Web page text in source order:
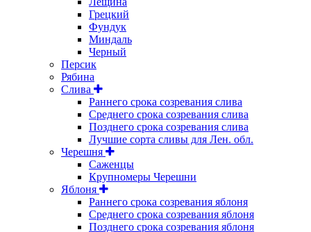
Грецкий
Фундук
Миндаль
Черный
Персик
Рябина
Слива
Раннего срока созревания слива
Среднего срока созревания слива
Позднего срока созревания слива
Лучшие сорта сливы для Лен. обл.
Черешня
Саженцы
Крупномеры Черешни
Яблоня
Раннего срока созревания яблоня
Среднего срока созревания яблоня
Позднего срока созревания яблоня